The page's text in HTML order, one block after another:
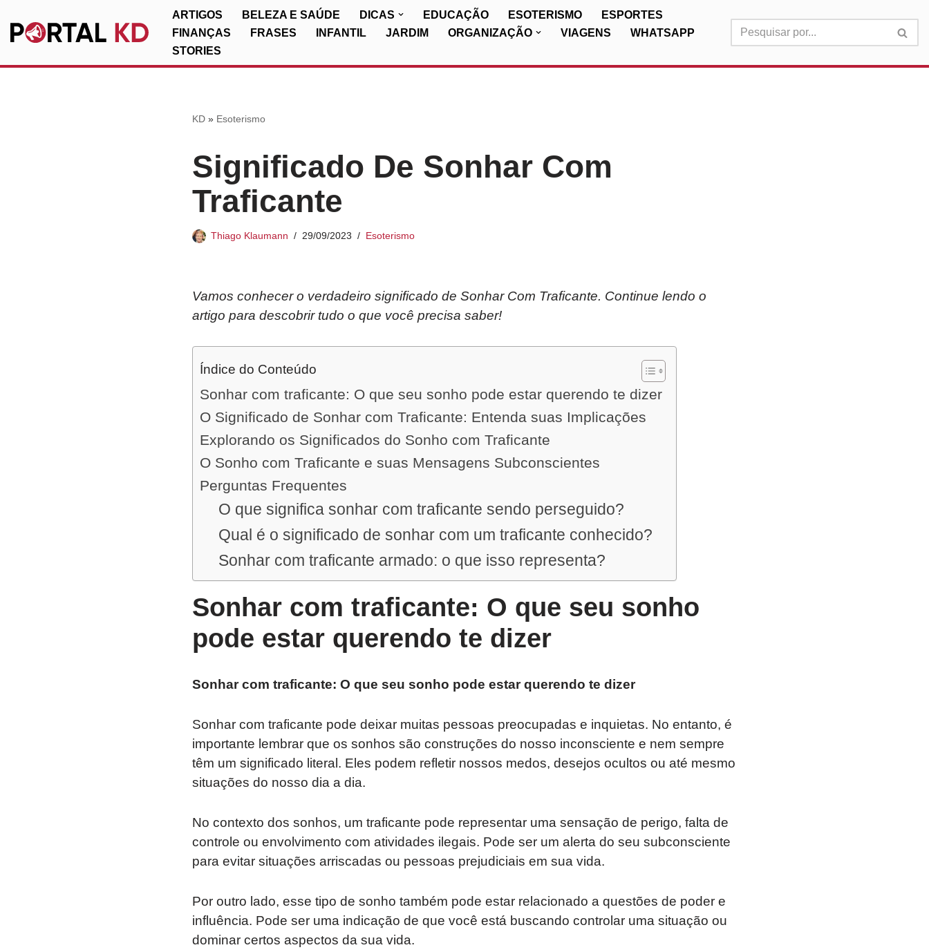
Pular
ARTIGOS BELEZA E SAÚDE DICAS EDUCAÇÃO ESOTERISMO
ESPORTES
FINANÇAS
FRASES INFANTIL JARDIM ORGANIZAÇÃO VIAGENS
WHATSAPP
STORIES
KD» Esoterismo
Significado De Sonhar Com
Traficante
Thiago Klaumann 29/09/2023 Esoterismo
Vamos conhecer o verdadeiro significado de Sonhar Com Traficante. Continue lendo o
artigo para descobrir tudo o que você precisa saber!
Índice do Conteúdo
Sonhar com traficante: O que seu sonho pode estar querendo te dizer
O Significado de Sonhar com Traficante: Entenda suas Implicações
Explorando os Significados do Sonho com Traficante
O Sonho com Traficante e suas Mensagens Subconscientes
Perguntas Frequentes
O que significa sonhar com traficante sendo perseguido?
Qual é o significado de sonhar com um traficante conhecido?
Sonhar com traficante armado: o que isso representa?
Sonhar com traficante: O que seu sonho
pode estar querendo te dizer
Sonhar com traficante: O que seu sonho pode estar querendo te dizer
Sonhar com traficante pode deixar muitas pessoas preocupadas e inquietas. No entanto, é
importante lembrar que os sonhos são construções do nosso inconsciente e nem sempre
têm um significado literal. Eles podem refletir nossos medos, desejos ocultos ou até mesmo
situações do nosso dia a dia.
No contexto dos sonhos, um traficante pode representar uma sensação de perigo, falta de
controle ou envolvimento com atividades ilegais. Pode ser um alerta do seu subconsciente
para evitar situações arriscadas ou pessoas prejudiciais em sua vida.
Por outro lado, esse tipo de sonho também pode estar relacionado a questões de poder e
influência. Pode ser uma indicação de que você está buscando controlar uma situação ou
dominar certos aspectos da sua vida.